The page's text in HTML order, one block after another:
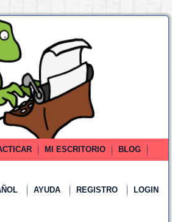
MI ESCRITORIO
BLOG
AYUDA REGISTRO LOGIN